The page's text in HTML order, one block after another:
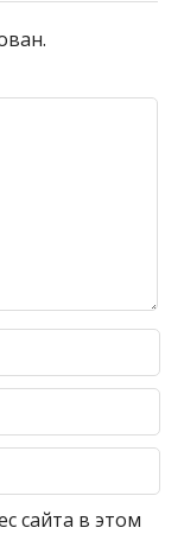
сайта в этом